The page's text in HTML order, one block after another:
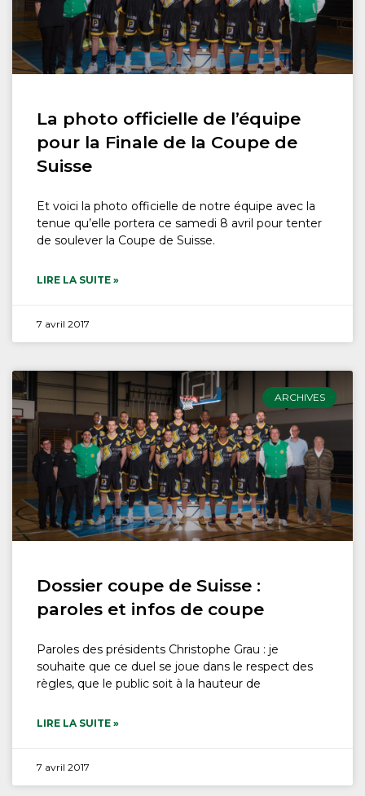
La photo officielle de l’équipe
pour la Finale de la Coupe de
Suisse
Et voici la photo officielle de notre équipe avec la
tenue qu’elle portera ce samedi 8 avril pour tenter
de soulever la Coupe de Suisse.
LIRE LA SUITE »
7 avril 2017
ARCHIVES
Dossier coupe de Suisse :
paroles et infos de coupe
Paroles des présidents Christophe Grau : je
souhaite que ce duel se joue dans le respect des
règles, que le public soit à la hauteur de
LIRE LA SUITE »
7 avril 2017